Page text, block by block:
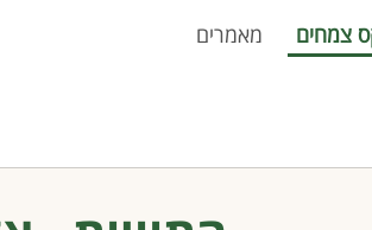
צמחים מאמרים